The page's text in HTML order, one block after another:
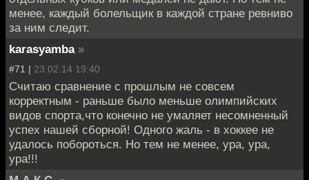
менее, каждый болельщик в каждой стране ревниво
за ним следит.
karasyamba »
#71 | 23.02.14 19:40
Считаю сравнение с прошлым не совсем
корректным - раньше было меньше олимпийских
видов спорта,что конечно не умаляет несомненный
успех нашей сборной! Одного жаль - в хоккее не
удалось побороться. Но тем не менее, ура, ура,
ура!!!